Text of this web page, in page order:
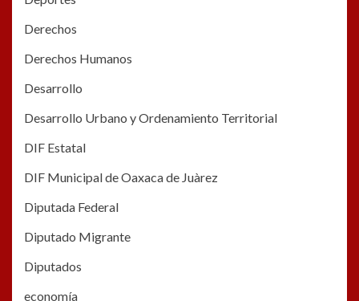
Derechos
Derechos Humanos
Desarrollo
Desarrollo Urbano y Ordenamiento Territorial
DIF Estatal
DIF Municipal de Oaxaca de Juàrez
Diputada Federal
Diputado Migrante
Diputados
economía